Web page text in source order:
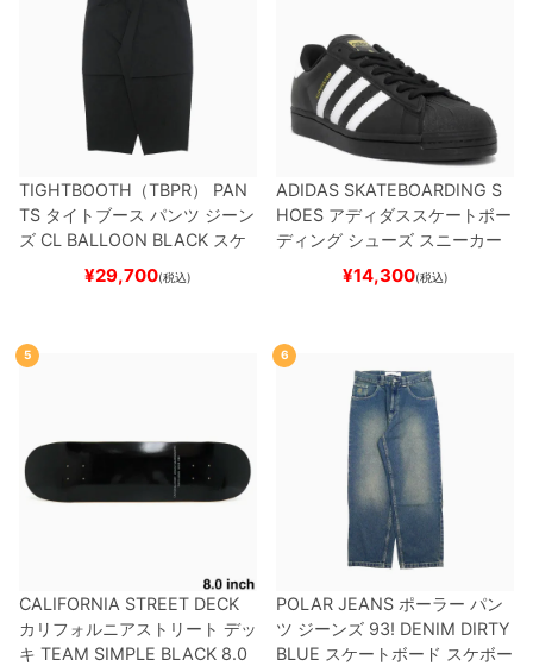
TIGHTBOOTH（TBPR） PAN
TS タイトブース パンツ ジーン
ズ CL BALLOON BLACK スケ
ートボード スケボー
¥29,700(税込)
ADIDAS SKATEBOARDING S
HOES アディダススケートボー
ディング シューズ スニーカー
スーパースター SUPERSTAR A
BLACK/WHITE/WHITE
ー
¥14,300(税込)
5
CALIFORNIA STREET DECK
カリフォルニアストリート デッ
キ TEAM SIMPLE BLACK 8.0
6
POLAR JEANS ポーラー パン
ツ ジーンズ 93! DENIM DIRTY
BLUE スケートボード スケボー